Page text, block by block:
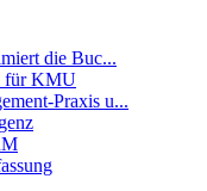
die Buc...
für KMU
Praxis u...